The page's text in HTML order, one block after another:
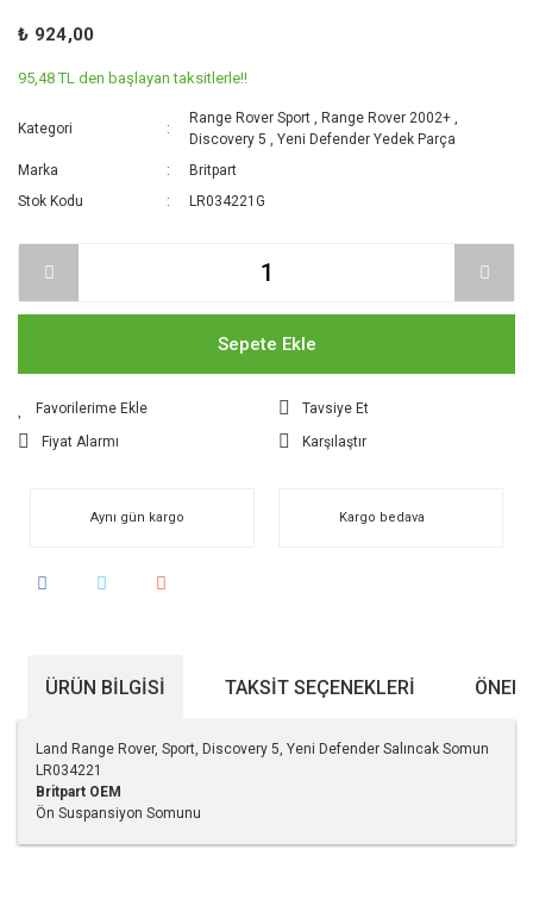
₺ 924,00
95,48 TL den başlayan taksitlerle!!
Kategori
Range Rover Sport , Range Rover 2002+ ,
Discovery 5 ,Yeni Defender Yedek Parça
Marka
Britpart
Stok Kodu
LR034221G
Sepete Ekle
Tavsiye Et
Fiyat Alarmı
Karşılaştır
Aynı gün kargo Kargo bedava
ÜRÜN BILGISI TAKSIT SEÇENEKLERI
Land Range Rover, Sport, Discovery 5, Yeni Defender Salıncak Somun
LR034221
Britpart OEM
Ön Suspansiyon Somunu